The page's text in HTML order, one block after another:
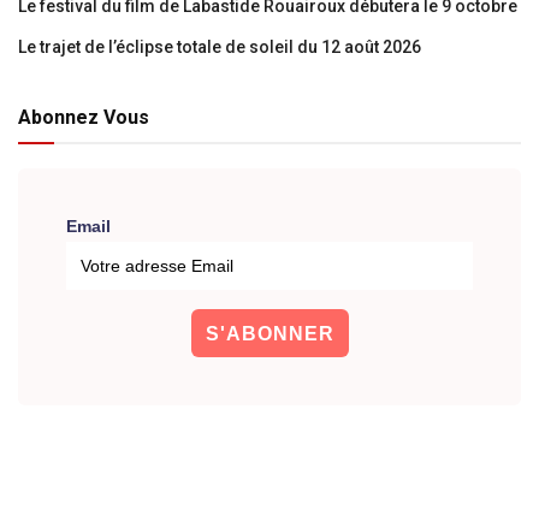
Le festival du film de Labastide Rouairoux débutera le 9 octobre
Le trajet de l’éclipse totale de soleil du 12 août 2026
Abonnez Vous
Email